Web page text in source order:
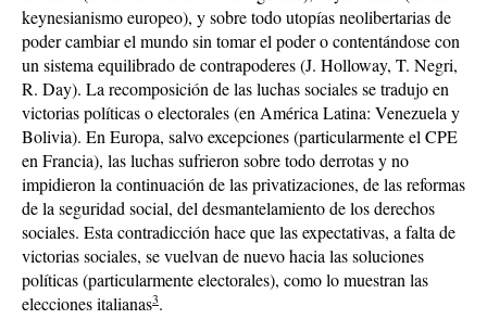
keynesianismo europeo), y sobre todo utopías neolibertarias de
poder cambiar el mundo sin tomar el poder o contentándose con
un sistema equilibrado de contrapoderes (J. Holloway, T. Negri,
R. Day). La recomposición de las luchas sociales se tradujo en
victorias políticas o electorales (en América Latina: Venezuela y
Bolivia). En Europa, salvo excepciones (particularmente el CPE
en Francia), las luchas sufrieron sobre todo derrotas y no
impidieron la continuación de las privatizaciones, de las reformas
de la seguridad social, del desmantelamiento de los derechos
sociales. Esta contradicción hace que las expectativas, a falta de
victorias sociales, se vuelvan de nuevo hacia las soluciones
políticas (particularmente electorales), como lo muestran las
elecciones italianas3.